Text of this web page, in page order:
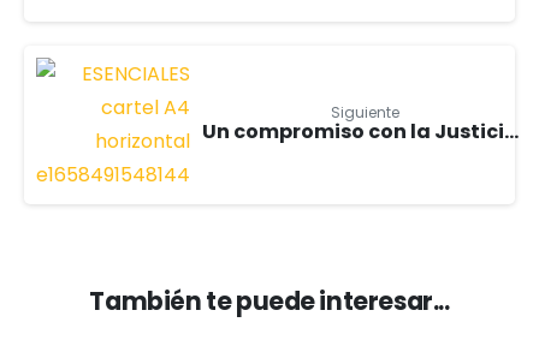
Siguiente
Un compromiso con la Justicia: ¿Por qué Karit apoya la regularización extraordinaria de migrantes?
También te puede interesar...